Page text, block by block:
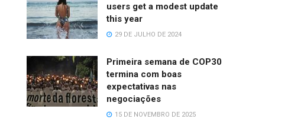
users get a modest update
this year
29 DE JULHO DE 2024
Primeira semana de COP30
termina com boas
expectativas nas
negociações
15 DE NOVEMBRO DE 2025